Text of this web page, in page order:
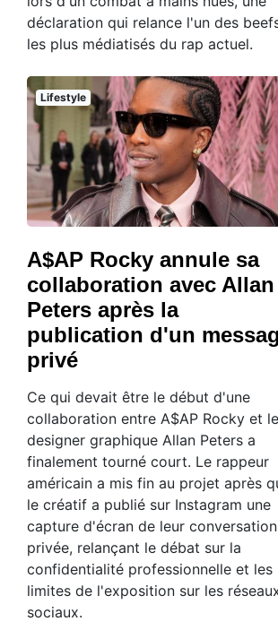
déclaration qui relance l'un des
les plus médiatisés du rap actuel.
Lifestyle
A$AP Rocky annule sa
collaboration avec Allan
Peters après la
publication d'un
privé
Ce qui devait être le début d'une
collaboration entre A$AP Rocky et le
designer graphique Allan Peters a
finalement tourné court. Le rappeur
américain a mis fin au projet après
le créatif a publié sur Instagram une
capture d'écran de leur conversation
privée, relançant le débat sur la
confidentialité professionnelle et les
limites de l'exposition sur les
sociaux.